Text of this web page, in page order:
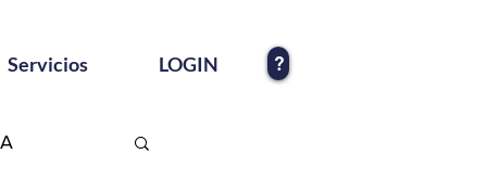
Servicios LOGIN ?